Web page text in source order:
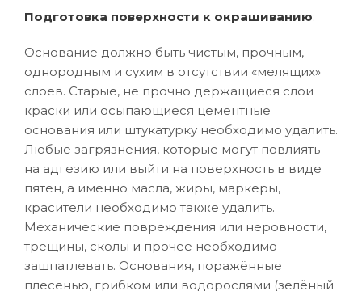
Подготовка поверхности к окрашиванию:
Основание должно быть чистым, прочным,
однородным и сухим в отсутствии «мелящих»
слоев. Старые, не прочно держащиеся слои
краски или осыпающиеся цементные
основания или штукатурку необходимо удалить.
Любые загрязнения, которые могут повлиять
на адгезию или выйти на поверхность в виде
пятен, а именно масла, жиры, маркеры,
красители необходимо также удалить.
Механические повреждения или неровности,
трещины, сколы и прочее необходимо
зашпатлевать. Основания, поражённые
плесенью, грибком или водорослями (зелёный